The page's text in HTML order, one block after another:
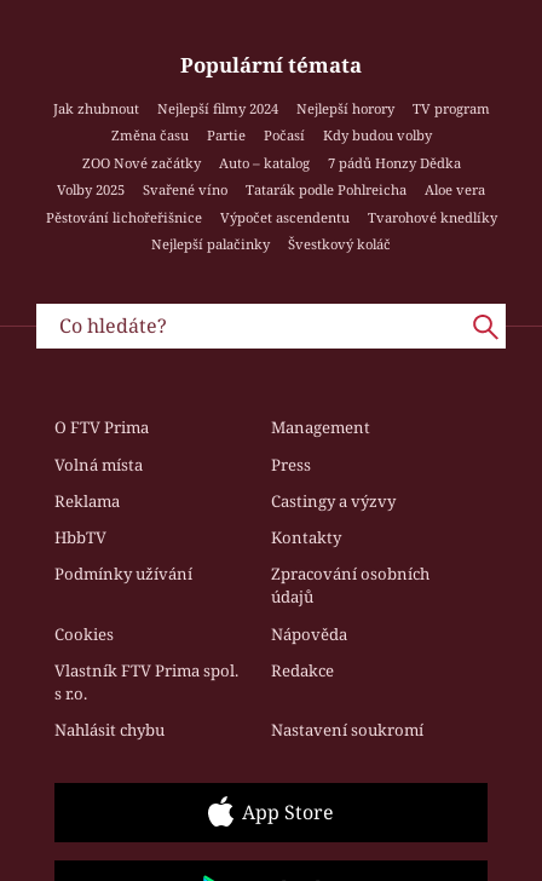
Populární témata
Jak zhubnout Nejlepší filmy 2024 Nejlepší horory
TV program
Změna času
Partie Počasí
Kdy budou volby
ZOO Nové začátky
Auto – katalog
7 pádů Honzy Dědka
Volby 2025
Svařené víno Tatarák podle Pohlreicha
Aloe vera
Pěstování lichořeřišnice
Výpočet ascendentu
Tvarohové knedlíky
Nejlepší palačinky
Švestkový koláč
O FTV Prima
Management
Volná místa
Press
Reklama
Castingy a výzvy
HbbTV
Kontakty
Podmínky užívání
Zpracování osobních
údajů
Cookies
Nápověda
Vlastník FTV Prima spol.
s r.o.
Redakce
Nahlásit chybu Nastavení soukromí
App Store